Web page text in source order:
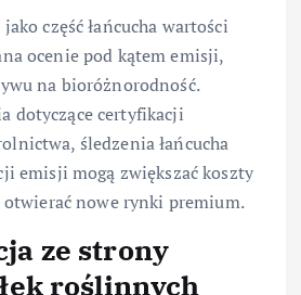
część łańcucha wartości
ocenie pod kątem emisji,
na bioróżnorodność.
dotyczące certyfikacji
śledzenia łańcucha
emisji mogą zwiększać koszty
otwierać nowe rynki premium.
ze strony
roślinnych